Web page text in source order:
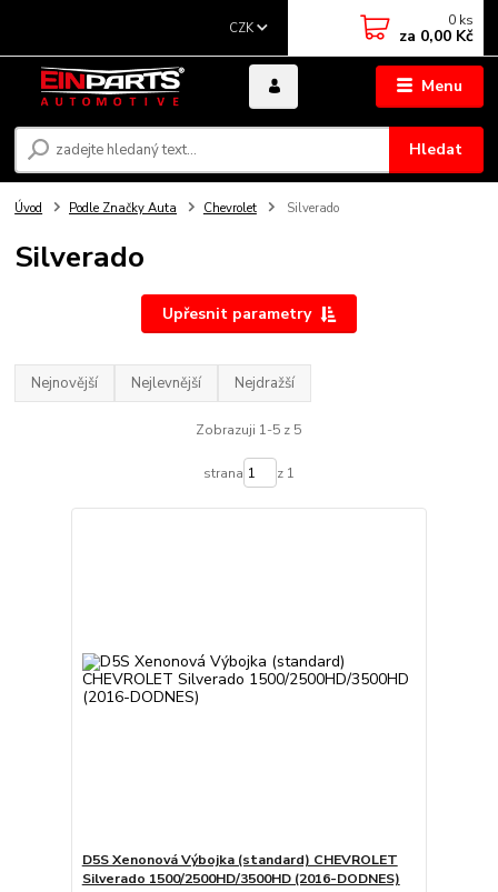
Menu
CZK
Hledat
0 ks
za 0,00 Kč
Úvod Podle Značky Auta Chevrolet Silverado
Silverado
Upřesnit parametry
Nejnovější Nejlevnější Nejdražší
Zobrazuji 1-5 z 5
strana z 1
D5S Xenonová Výbojka (standard) CHEVROLET
Silverado 1500/2500HD/3500HD (2016-DODNES)